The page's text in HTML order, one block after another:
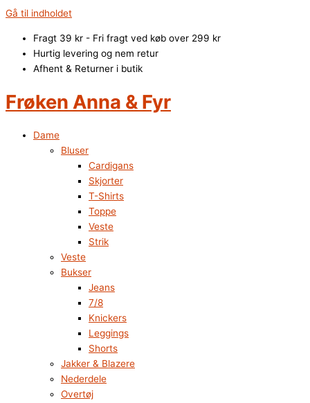
Gå til indholdet
Fragt 39 kr - Fri fragt ved køb over 299 kr
Hurtig levering og nem retur
Afhent & Returner i butik
Frøken Anna & Fyr
Dame
Bluser
Cardigans
Skjorter
T-Shirts
Toppe
Veste
Strik
Veste
Bukser
Jeans
7/8
Knickers
Leggings
Shorts
Jakker & Blazere
Nederdele
Overtøj